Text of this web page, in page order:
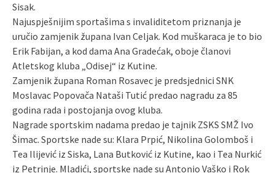
Sisak.
Najuspješnijim sportašima s invaliditetom priznanja je
uručio zamjenik župana Ivan Celjak. Kod muškaraca je to bio
Erik Fabijan, a kod dama Ana Gradećak, oboje članovi
Atletskog kluba „Odisej“ iz Kutine.
Zamjenik župana Roman Rosavec je predsjednici SNK
Moslavac Popovača Nataši Tutić predao nagradu za 85
godina rada i postojanja ovog kluba.
Nagrade sportskim nadama predao je tajnik ZSKS SMŽ Ivo
Šimac. Sportske nade su: Klara Prpić, Nikolina Golomboš i
Tea Ilijević iz Siska, Lana Butković iz Kutine, kao i Tea Nurkić
iz Petrinje. Mladići, sportske nade su Antonio Vaško i Rok